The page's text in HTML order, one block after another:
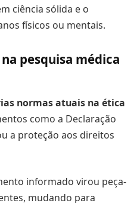
ciência sólida e o
físicos ou mentais.
pesquisa médica
normas atuais na ética
como a Declaração
a proteção aos direitos
informado virou peça-
mudando para